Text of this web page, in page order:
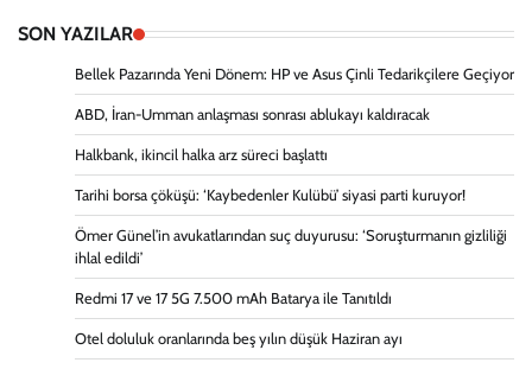
SON YAZILAR
Bellek Pazarında Yeni Dönem: HP ve Asus Çinli Tedarikçilere Geçiyor
ABD, İran-Umman anlaşması sonrası ablukayı kaldıracak
Halkbank, ikincil halka arz süreci başlattı
Tarihi borsa çöküşü: ‘Kaybedenler Kulübü’ siyasi parti kuruyor!
Ömer Günel’in avukatlarından suç duyurusu: ‘Soruşturmanın gizliliği
ihlal edildi’
Redmi 17 ve 17 5G 7.500 mAh Batarya ile Tanıtıldı
Otel doluluk oranlarında beş yılın düşük Haziran ayı